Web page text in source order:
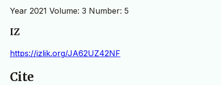
Year 2021 Volume: 3 Number: 5
IZ
https://izlik.org/JA62UZ42NF
Cite